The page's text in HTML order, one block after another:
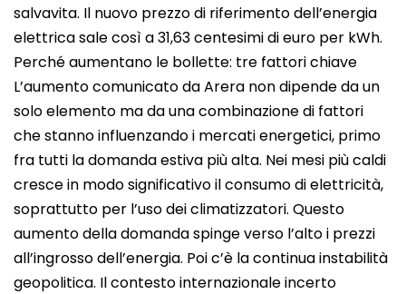
salvavita. Il nuovo prezzo di riferimento dell’energia
elettrica sale così a 31,63 centesimi di euro per kWh.
Perché aumentano le bollette: tre fattori chiave
L’aumento comunicato da Arera non dipende da un
solo elemento ma da una combinazione di fattori
che stanno influenzando i mercati energetici, primo
fra tutti la domanda estiva più alta. Nei mesi più caldi
cresce in modo significativo il consumo di elettricità,
soprattutto per l’uso dei climatizzatori. Questo
aumento della domanda spinge verso l’alto i prezzi
all’ingrosso dell’energia. Poi c’è la continua instabilità
geopolitica. Il contesto internazionale incerto